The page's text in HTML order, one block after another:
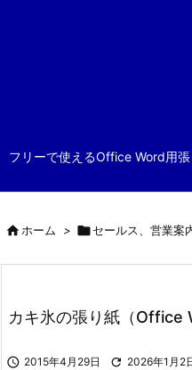
フリーで使えるOffice Word用
ホーム > セールス、営業案
カキ氷の張り紙（Office
 2015年4月29日  2026年1月2